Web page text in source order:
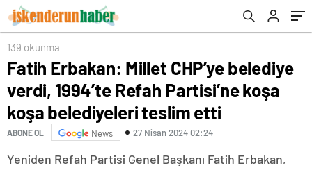
belediyeleri teslim etti
139 okunma
Fatih Erbakan: Millet CHP’ye belediye
verdi, 1994’te Refah Partisi’ne koşa
koşa belediyeleri teslim etti
ABONE OL News 27 Nisan 2024 02:24
Yeniden Refah Partisi Genel Başkanı Fatih Erbakan,